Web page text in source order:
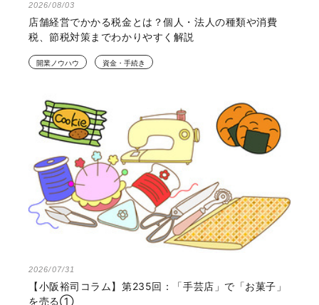
2026/08/03
店舗経営でかかる税金とは？個人・法人の種類や消費
税、節税対策までわかりやすく解説
開業ノウハウ 資金・手続き
2026/07/31
【小阪裕司コラム】第235回：「手芸店」で「お菓子」
を売る①